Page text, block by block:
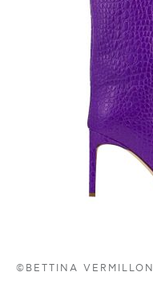
©BETTINA VERMILLON